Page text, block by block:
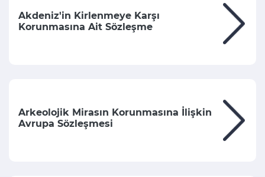
Akdeniz'in Kirlenmeye Karşı
Korunmasına Ait Sözleşme
Arkeolojik Mirasın Korunmasına İlişkin
Avrupa Sözleşmesi